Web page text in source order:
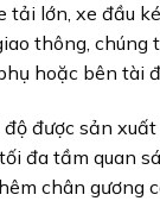
lớn, xe đầu
thông,
hoặc bên tài
được sản
đa tầm quan
chân